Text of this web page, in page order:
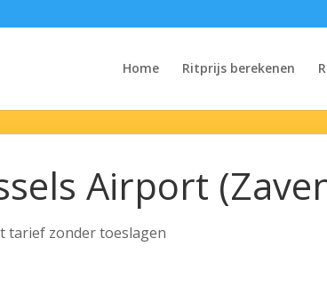
Home Ritprijs berekenen
Airport
tarief zonder toeslagen